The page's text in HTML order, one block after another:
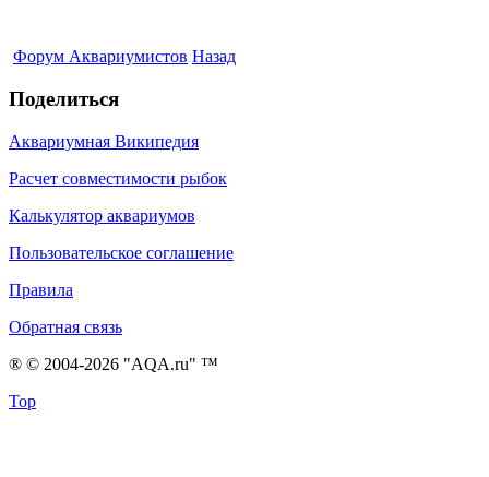
Форум Аквариумистов Назад
Поделиться
Аквариумная Википедия
Расчет совместимости рыбок
Калькулятор аквариумов
Пользовательское соглашение
Правила
Обратная связь
® © 2004-2026 "AQA.ru" ™
Top